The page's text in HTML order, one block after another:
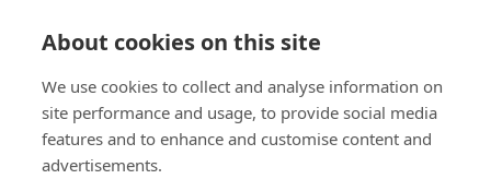
About cookies on this site
We use cookies to collect and analyse information on
site performance and usage, to provide social media
features and to enhance and customise content and
advertisements.